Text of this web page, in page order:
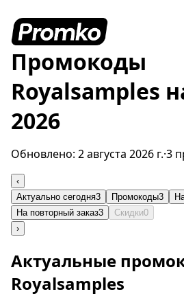
Промокоды
Royalsamples
2026
Обновлено: 2 августа 2026 г.·3
‹
Актуально сегодня3 Промокоды3
На повторный заказ3 Скидки0
›
Актуальные
Royalsamples